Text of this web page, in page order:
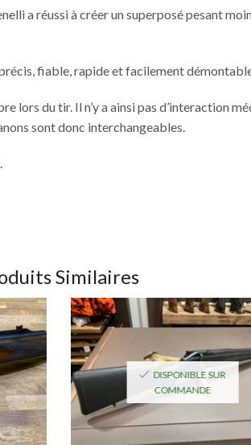
a réussi à créer un superposé pesant
fiable, rapide et facilement
lors du tir. Il n’y a ainsi pas d’interaction
sont donc interchangeables.
Similaires
DISPONIBLE SUR
COMMANDE